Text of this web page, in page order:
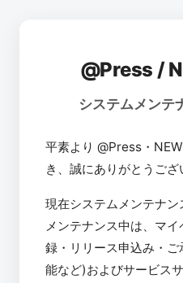
@Press /
システムメンテ
平素より @Press・
き、誠にありがとうござ
現在システムメンテナン
メンテナンス中は、マ
録・リリース申込み・
能など)およびサービス